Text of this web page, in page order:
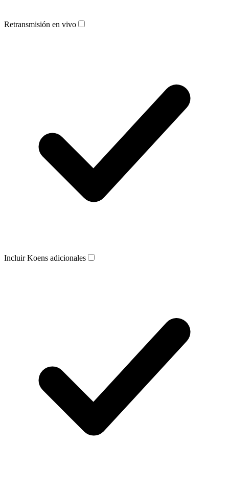
Retransmisión en vivo
Incluir Koens adicionales